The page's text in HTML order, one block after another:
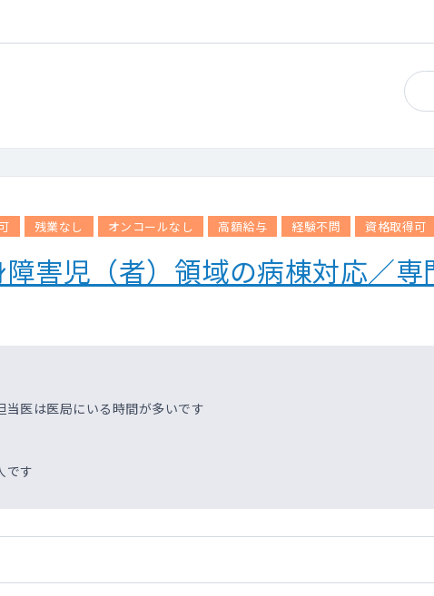
残業なし オンコールなし 高額給与 経験不問 資格取得可
害児（者）領域の病棟対応／専
当医は医局にいる時間が多いです
です